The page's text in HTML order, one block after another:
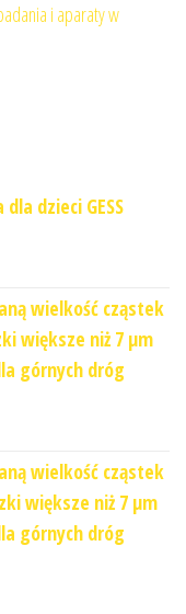
i aparaty w
dzieci GESS
wielkość cząstek
większe niż 7 μm
górnych dróg
wielkość cząstek
większe niż 7 μm
górnych dróg